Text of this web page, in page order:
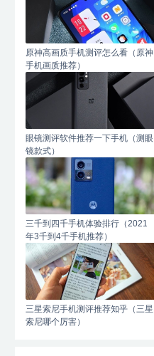
原神高画质手机测评怎么看（原神
手机画质推荐）
眼镜测评软件推荐一下手机（测眼
镜款式）
三千到四千手机体验排行（2021
年3千到4千手机推荐）
三星索尼手机测评推荐知乎（三星
索尼哪个厉害）